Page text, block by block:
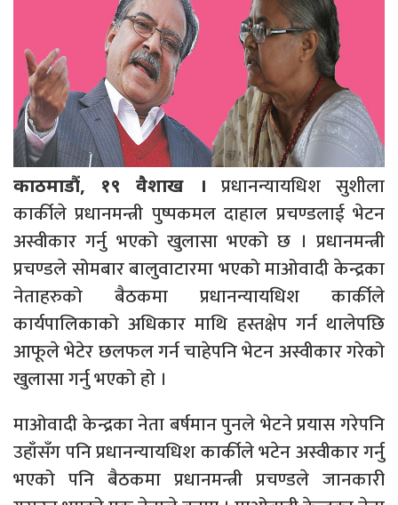
काठमाडौं, १९ वैशाख ।
प्रधानन्यायधिश सुशीला
कार्कीले प्रधानमन्त्री पुष्पकमल दाहाल प्रचण्डलाई भेटन
अस्वीकार गर्नु भएको खुलासा भएको छ । प्रधानमन्त्री
प्रचण्डले सोमबार बालुवाटारमा भएको माओवादी केन्द्रका
नेताहरुको बैठकमा प्रधानन्यायधिश कार्कीले
कार्यपालिकाको अधिकार माथि हस्तक्षेप गर्न थालेपछि
आफूले भेटेर छलफल गर्न चाहेपनि भेटन अस्वीकार गरेको
खुलासा गर्नु भएको हो ।
माओवादी केन्द्रका नेता बर्षमान पुनले भेटने प्रयास गरेपनि
उहाँसँग पनि प्रधानन्यायधिश कार्कीले भटेन अस्वीकार गर्नु
भएको पनि बैठकमा प्रधानमन्त्री प्रचण्डले जानकारी